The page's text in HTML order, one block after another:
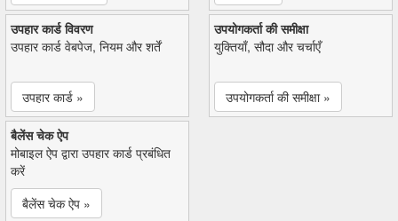
उपहार कार्ड विवरण
उपहार कार्ड वेबपेज, नियम और शर्तें
उपहार कार्ड »
उपयोगकर्ता की समीक्षा
युक्तियाँ, सौदा और चर्चाएँ
उपयोगकर्ता की समीक्षा »
बैलेंस चेक ऐप
मोबाइल ऐप द्वारा उपहार कार्ड प्रबंधित
करें
बैलेंस चेक ऐप »